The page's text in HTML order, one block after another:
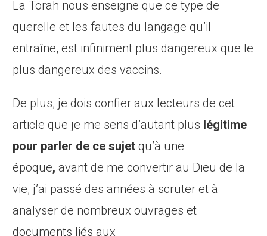
La Torah nous enseigne que ce type de
querelle et les fautes du langage qu’il
entraîne, est infiniment plus dangereux que le
plus dangereux des vaccins.
De plus, je dois confier aux lecteurs de cet
article que je me sens d’autant plus légitime
pour parler de ce sujetqu’à une
époque,avant de me convertir au Dieu de la
vie, j’ai passé des années à scruter et à
analyser de nombreux ouvrages et
documents liés aux